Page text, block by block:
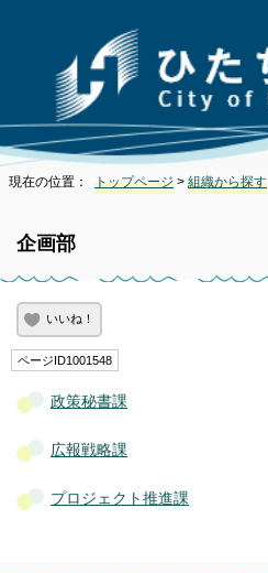
現在の位置： トップページ > 組織から探す
企画部
いいね！
ページID1001548
政策秘書課
広報戦略課
プロジェクト推進課